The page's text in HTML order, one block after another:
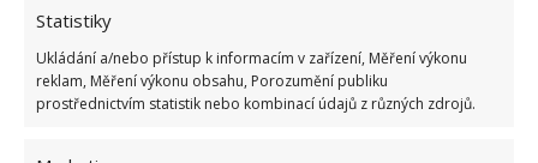
Statistiky
Ukládání a/nebo přístup k informacím v zařízení, Měření výkonu
reklam, Měření výkonu obsahu, Porozumění publiku
prostřednictvím statistik nebo kombinací údajů z různých zdrojů.
BydlímeÚtulně jsme také informovali, jak moc pro
vás bude prospěšné, když při odjezdu z domova
vložítedo mrazáku hrnek s mincí.